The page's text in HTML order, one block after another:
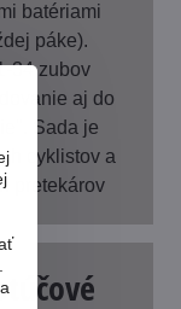
batériami
páke).
34 zubov
aj do
Sada je
cyklistov a
pretekárov